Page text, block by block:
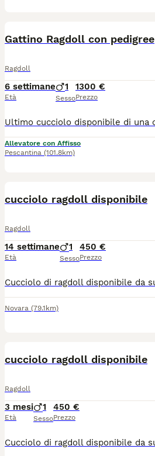
Gattino Ragdoll con pedigree
Ragdoll
6 settimane
Età
1
Sesso
1300 €
Prezzo
Allevatore con Affisso
Pescantina (101.8km)
cucciolo ragdoll disponibile
Ragdoll
14 settimane
Età
1
Sesso
450 €
Prezzo
Novara (79.1km)
cucciolo ragdoll disponibile
Ragdoll
3 mesi
Età
1
Sesso
450 €
Prezzo